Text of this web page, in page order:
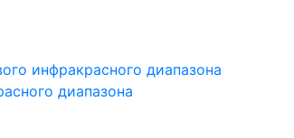
инфракрасного диапазона
диапазона